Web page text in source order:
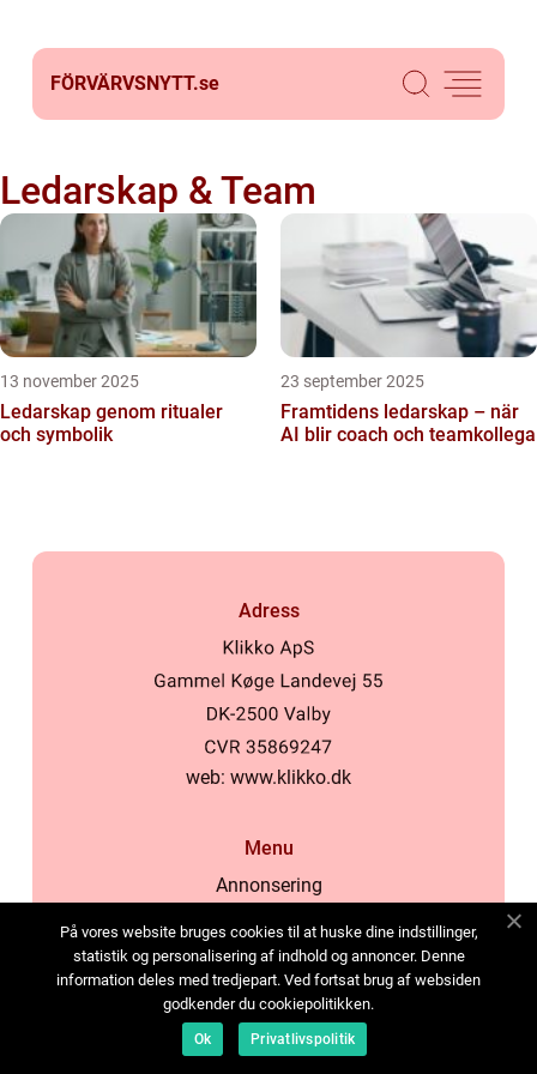
FÖRVÄRVSNYTT.se
Ledarskap & Team
13 november 2025
Ledarskap genom ritualer
och symbolik
23 september 2025
Framtidens ledarskap – när
AI blir coach och teamkollega
Adress
web: www.klikko.dk
Menu
Annonsering
Cookies
Kontakta oss
Sitemap
På vores website bruges cookies til at huske dine indstillinger,
statistik og personalisering af indhold og annoncer. Denne
information deles med tredjepart. Ved fortsat brug af websiden
godkender du cookiepolitikken.
Ok Privatlivspolitik